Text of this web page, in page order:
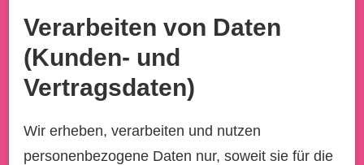
Verarbeiten von Daten
(Kunden- und
Vertragsdaten)
Wir erheben, verarbeiten und nutzen
personenbezogene Daten nur, soweit sie für die